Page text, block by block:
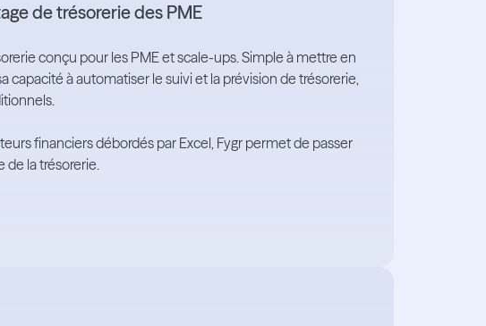
de trésorerie des PME
conçu pour les PME et scale-ups. Simple à mettre en
capacité à automatiser le suivi et la prévision de trésorerie,
financiers débordés par Excel, Fygr permet de passer
de la trésorerie.